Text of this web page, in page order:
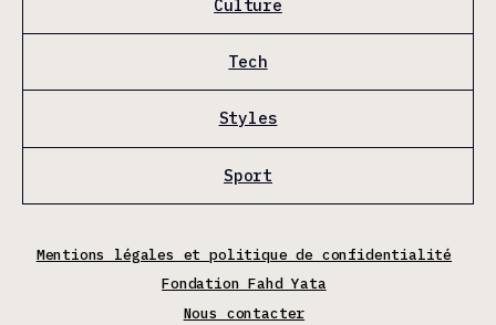
Culture
Tech
Styles
Sport
Mentions légales et politique de confidentialité
Fondation Fahd Yata
Nous contacter